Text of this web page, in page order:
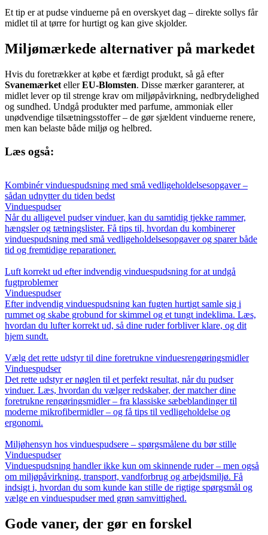
Et tip er at pudse vinduerne på en overskyet dag – direkte sollys får
midlet til at tørre for hurtigt og kan give skjolder.
Miljømærkede alternativer på markedet
Hvis du foretrækker at købe et færdigt produkt, så gå efter
Svanemærket ellerEU-Blomsten. Disse mærker garanterer, at
midlet lever op til strenge krav om miljøpåvirkning, nedbrydelighed
og sundhed. Undgå produkter med parfume, ammoniak eller
unødvendige tilsætningsstoffer – de gør sjældent vinduerne renere,
men kan belaste både miljø og helbred.
Læs også:
Kombinér vinduespudsning med små vedligeholdelsesopgaver –
sådan udnytter du tiden bedst
Vinduespudser
Når du alligevel pudser vinduer, kan du samtidig tjekke rammer,
hængsler og tætningslister. Få tips til, hvordan du kombinerer
vinduespudsning med små vedligeholdelsesopgaver og sparer både
tid og fremtidige reparationer.
Luft korrekt ud efter indvendig vinduespudsning for at undgå
fugtproblemer
Vinduespudser
Efter indvendig vinduespudsning kan fugten hurtigt samle sig i
rummet og skabe grobund for skimmel og et tungt indeklima. Læs,
hvordan du lufter korrekt ud, så dine ruder forbliver klare, og dit
hjem sundt.
Vælg det rette udstyr til dine foretrukne vinduesrengøringsmidler
Vinduespudser
Det rette udstyr er nøglen til et perfekt resultat, når du pudser
vinduer. Læs, hvordan du vælger redskaber, der matcher dine
foretrukne rengøringsmidler – fra klassiske sæbeblandinger til
moderne mikrofibermidler – og få tips til vedligeholdelse og
ergonomi.
Miljøhensyn hos vinduespudsere – spørgsmålene du bør stille
Vinduespudser
Vinduespudsning handler ikke kun om skinnende ruder – men også
om miljøpåvirkning, transport, vandforbrug og arbejdsmiljø. Få
indsigt i, hvordan du som kunde kan stille de rigtige spørgsmål og
vælge en vinduespudser med grøn samvittighed.
Gode vaner, der gør en forskel